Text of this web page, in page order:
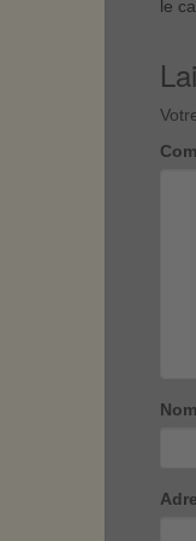
le
Nom